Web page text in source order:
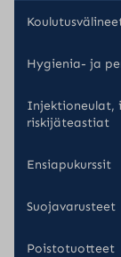
Hygienia- ja
Injektioneulat,
riskijäteastiat
Ensiapukurssit
Suojavarusteet
Poistotuotteet